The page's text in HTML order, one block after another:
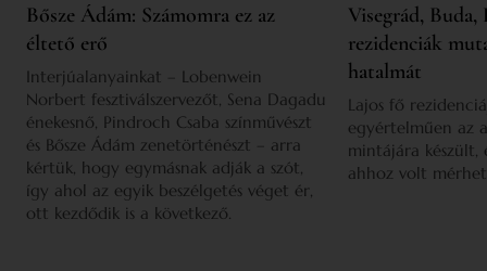
Bősze Ádám: Számomra ez az
éltető erő
Interjúalanyainkat – Lobenwein
Norbert fesztiválszervezőt, Sena Dagadu
énekesnő, Pindroch Csaba színművészt
és Bősze Ádám zenetörténészt – arra
kértük, hogy egymásnak adják a szót,
így ahol az egyik beszélgetés véget ér,
ott kezdődik is a következő.
Visegrád,
rezidenciák
hatalmát
Lajos fő
egyértelműen az
mintájára készült,
ahhoz volt